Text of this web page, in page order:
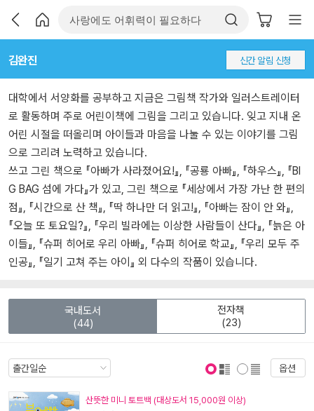
김완진 신간 알림 신청
대학에서 서양화를 공부하고 지금은 그림책 작가와 일러스트레이터
로 활동하며 주로 어린이책에 그림을 그리고 있습니다. 잊고 지내 온
어린 시절을 떠올리며 아이들과 마음을 나눌 수 있는 이야기를 그림
으로 그리려 노력하고 있습니다.
쓰고 그린 책으로 『아빠가 사라졌어요!』, 『공룡 아빠』, 『하우스』, 『BI
G BAG 섬에 가다』가 있고, 그린 책으로 『세상에서 가장 가난 한 편의
점』, 『시간으로 산 책』, 『딱 하나만 더 읽고!』, 『아빠는 잠이 안 와』,
『오늘 또 토요일?』, 『우리 빌라에는 이상한 사람들이 산다』, 『늙은 아
이들』, 『슈퍼 히어로 우리 아빠』, 『슈퍼 히어로 학교』, 『우리 모두 주
인공』, 『일기 고쳐 주는 아이』 외 다수의 작품이 있습니다.
국내도서
(44)
전자책
(23)
옵션
산뜻한 미니 토트백 (대상도서 15,000원 이상)